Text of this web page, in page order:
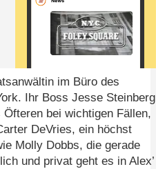
im Büro des
Ihr Boss Jesse Steinberg
bei wichtigen Fällen,
DeVries, ein höchst
Molly Dobbs, die gerade
und privat geht es in Alex’